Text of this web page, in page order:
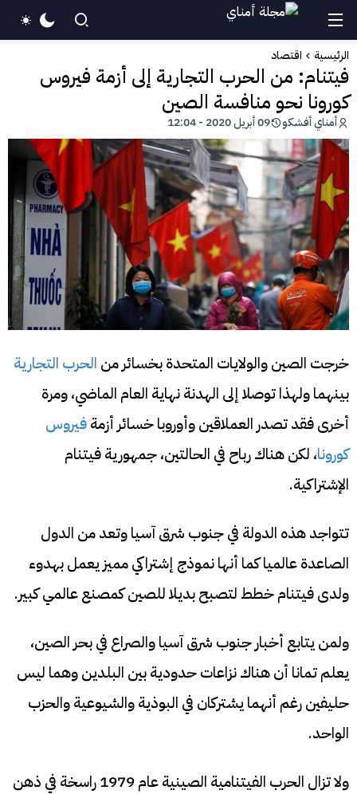
الرئيسية اقتصاد
فيتنام: من الحرب التجارية إلى أزمة فيروس
كورونا نحو منافسة الصين
أمناي أفشكو 09 أبريل 2020 - 12:04
خرجت الصين والولايات المتحدة بخسائر من الحرب التجارية
بينهما ولهذا توصلا إلى الهدنة نهاية العام الماضي، ومرة
أخرى فقد تصدر العملاقين وأوروبا خسائر أزمةفيروس
كورونا، لكن هناك رباح في الحالتين، جمهورية فيتنام
الإشتراكية.
تتواجد هذه الدولة في جنوب شرق آسيا وتعد من الدول
الصاعدة عالميا كما أنها نموذج إشتراكي مميز يعمل بهدوء
ولدى فيتنام خطط لتصبح بديلا للصين كمصنع عالمي كبير.
ولمن يتابع أخبار جنوب شرق آسيا والصراع في بحر الصين،
يعلم تمانا أن هناك نزاعات حدودية بين البلدين وهما ليس
حليفين رغم أنهما يشتركان في البوذية والشيوعية والحزب
الواحد.
ولا تزال الحرب الفيتنامية الصينية عام 1979 راسخة في ذهن